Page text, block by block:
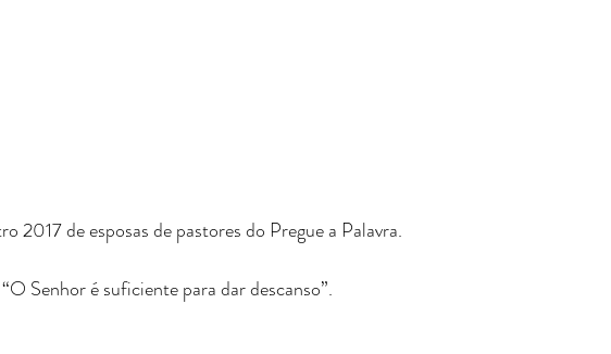
2017 de esposas de pastores do Pregue a Palavra.
“O Senhor é suficiente para dar descanso”.